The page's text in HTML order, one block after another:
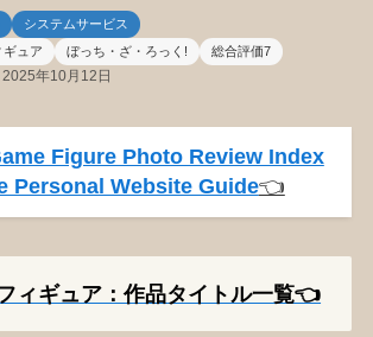
システムサービス
ギュア ぼっち・ざ・ろっく! 総合評価7
2025年10月12日
Figure Photo Review Index
Personal Website Guide👈️
ィギュア：作品タイトル一覧👈️